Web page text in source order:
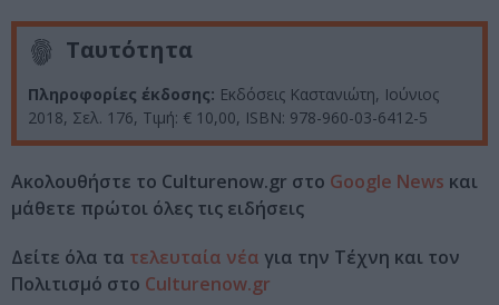
Ταυτότητα
Πληροφορίες έκδοσης: Εκδόσεις Καστανιώτη, Ιούνιος
2018, Σελ. 176, Τιμή: € 10,00, ISBN: 978-960-03-6412-5
Ακολουθήστε το Culturenow.gr στο Google News και
μάθετε πρώτοι όλες τις ειδήσεις
Δείτε όλα τα τελευταία νέα για την Τέχνη και τον
Πολιτισμό στο Culturenow.gr